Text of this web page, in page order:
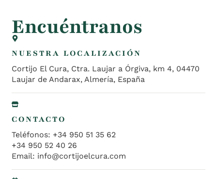
Encuéntranos
NUESTRA LOCALIZACIÓN
Cortijo El Cura, Ctra. Laujar a Órgiva, km 4, 04470
Laujar de Andarax, Almería, España
CONTACTO
Teléfonos: +34 950 51 35 62
+34 950 52 40 26
Email: info@cortijoelcura.com